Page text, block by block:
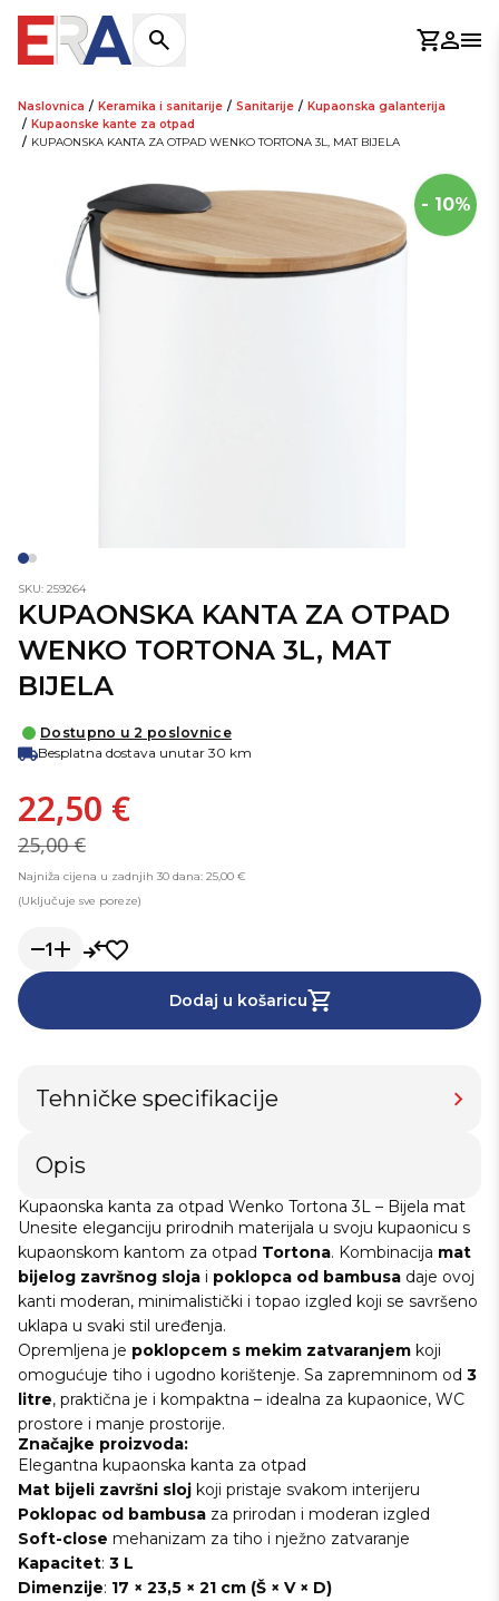
Košarica
Naslovnica / Keramika i sanitarije / Sanitarije / Kupaonska galanterija
/ Kupaonske kante za otpad
/ KUPAONSKA KANTA ZA OTPAD WENKO TORTONA 3L, MAT BIJELA
- 10%
SKU: 259264
KUPAONSKA KANTA ZA OTPAD
WENKO TORTONA 3L, MAT
BIJELA
Dostupno u 2 poslovnice
Besplatna dostava unutar 30 km
22,50 €
25,00 €
Najniža cijena u zadnjih 30 dana: 25,00 €
(Uključuje sve poreze)
1
Dodaj u košaricu
Tehničke specifikacije
Opis
Kupaonska kanta za otpad Wenko Tortona 3L – Bijela mat
Unesite eleganciju prirodnih materijala u svoju kupaonicu s
kupaonskom kantom za otpad Tortona. Kombinacija mat
bijelog završnog sloja i poklopca od bambusa daje ovoj
kanti moderan, minimalistički i topao izgled koji se savršeno
uklapa u svaki stil uređenja.
Opremljena je poklopcem s mekim zatvaranjem koji
omogućuje tiho i ugodno korištenje. Sa zapremninom od 3
litre, praktična je i kompaktna – idealna za kupaonice, WC
prostore i manje prostorije.
Značajke proizvoda:
Elegantna kupaonska kanta za otpad
Mat bijeli završni sloj koji pristaje svakom interijeru
Poklopac od bambusa za prirodan i moderan izgled
Soft-close mehanizam za tiho i nježno zatvaranje
Kapacitet: 3 L
Dimenzije: 17 × 23,5 × 21 cm (Š × V × D)